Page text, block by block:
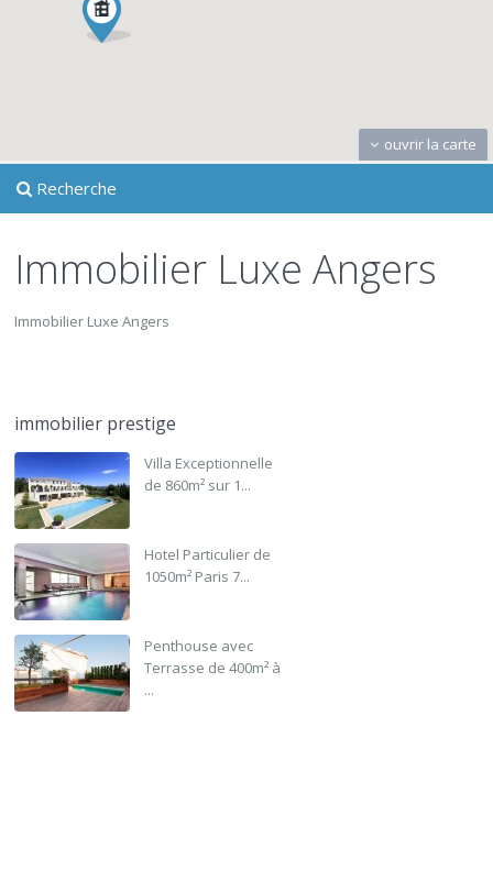
ouvrir la carte
Recherche
Immobilier Luxe Angers
Immobilier Luxe Angers
immobilier prestige
Villa Exceptionnelle
de 860m² sur 1...
Hotel Particulier de
1050m² Paris 7...
Penthouse avec
Terrasse de 400m² à
...